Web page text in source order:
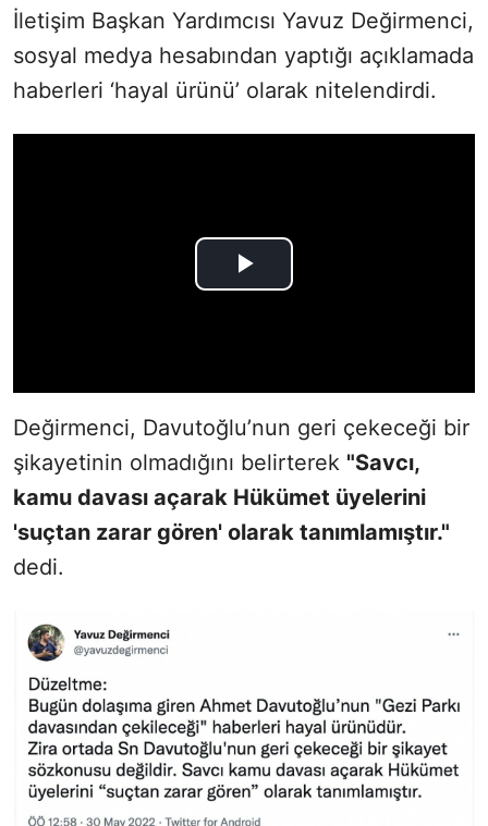
İletişim Başkan Yardımcısı Yavuz Değirmenci,
sosyal medya hesabından yaptığı açıklamada
haberleri ‘hayal ürünü’ olarak nitelendirdi.
Değirmenci, Davutoğlu’nun geri çekeceği bir
şikayetinin olmadığını belirterek "Savcı,
kamu davası açarak Hükümet üyelerini
'suçtan zarar gören' olarak tanımlamıştır."
dedi.